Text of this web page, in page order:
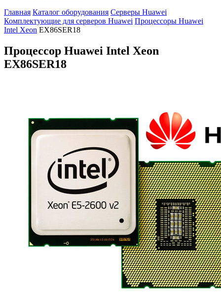
Главная Каталог оборудования Серверы Huawei
Комплектующие для серверов Huawei Процессоры Huawei
Intel Xeon EX86SER18
Процессор Huawei Intel Xeon
EX86SER18